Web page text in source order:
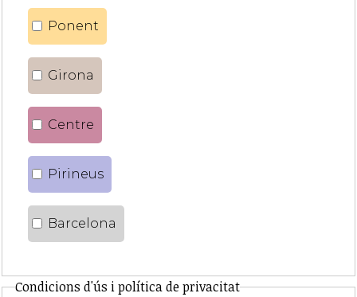
Ponent
Girona
Centre
Pirineus
Barcelona
Condicions d'ús i política de privacitat